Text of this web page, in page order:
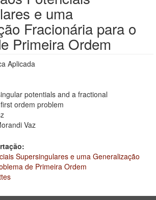
e uma
Fracionária para o
Primeira Ordem
Aplicada
potentials and a fractional
ordem problem
Vaz
Supersingulares e uma Generalização
de Primeira Ordem